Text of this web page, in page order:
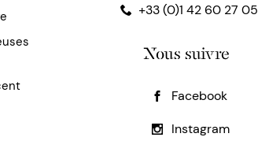
+33 (0)1 42 60 27 05
Nous suivre
Facebook
Instagram